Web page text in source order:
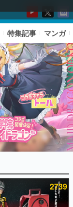
特集記事 マンガ
2739